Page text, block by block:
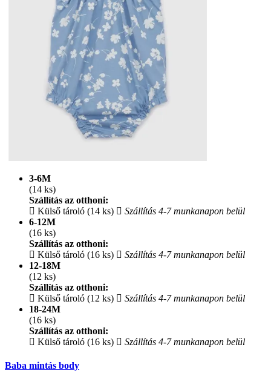
3-6M
(14 ks)
Szállítás az otthoni:
Külső tároló (14 ks)
Szállítás 4-7 munkanapon belül
6-12M
(16 ks)
Szállítás az otthoni:
Külső tároló (16 ks)
Szállítás 4-7 munkanapon belül
12-18M
(12 ks)
Szállítás az otthoni:
Külső tároló (12 ks)
Szállítás 4-7 munkanapon belül
18-24M
(16 ks)
Szállítás az otthoni:
Külső tároló (16 ks)
Szállítás 4-7 munkanapon belül
Baba mintás body